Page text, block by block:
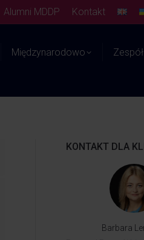
Alumni MDDP Kontakt
Międzynarodowo Zespół
KONTAKT DLA
Barbara